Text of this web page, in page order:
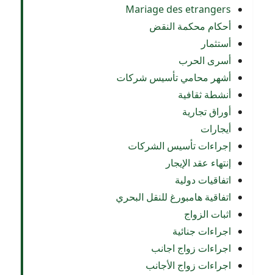
Mariage des etrangers
أحكام محكمة النقض
أستثمار
أسرى الحرب
أشهر محامي تأسيس شركات
أنشطة ثقافية
أوراق تجارية
أيجارات
إجراءات تأسيس الشركات
إنتهاء عقد الإيجار
اتفاقيات دولية
اتفاقية هامبورغ للنقل البحري
اثبات الزواج
اجراءات جنائية
اجراءات زواج اجانب
اجراءات زواج الأجانب